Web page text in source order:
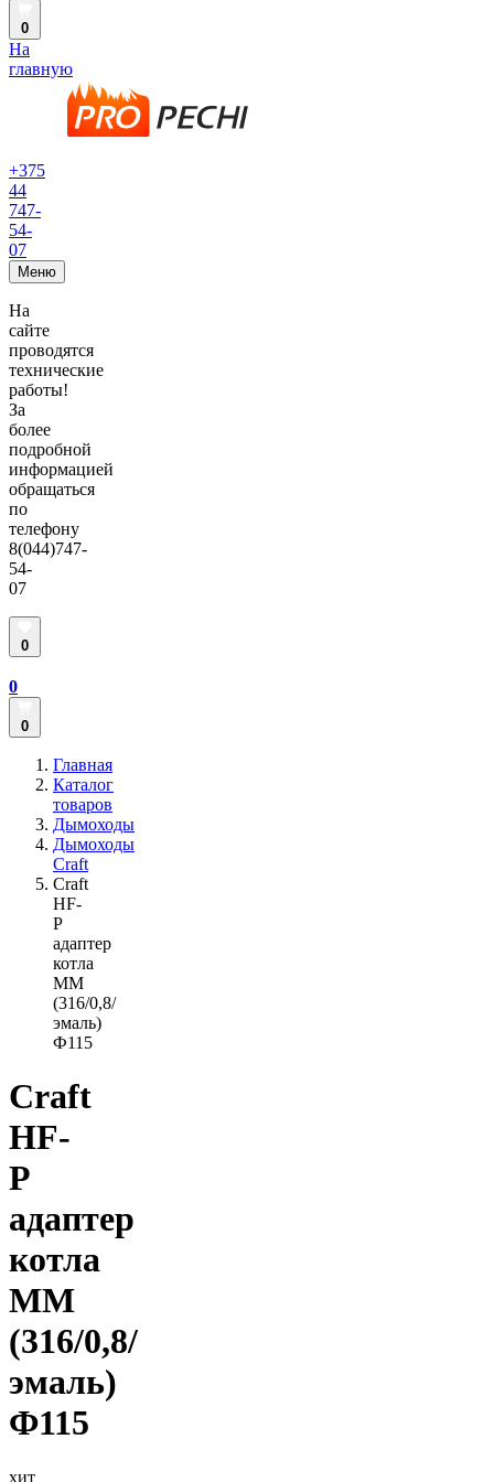
0
На
главную
+375
44
747-
54-
07
Меню
На
сайте
проводятся
технические
работы!
За
более
подробной
информацией
обращаться
по
телефону
8(044)747-
54-
07
0
0
0
Главная
Каталог
товаров
Дымоходы
Дымоходы
Craft
Craft
HF-
P
адаптер
котла
ММ
(316/0,8/
эмаль)
Ф115
Craft
HF-
P
адаптер
котла
ММ
(316/0,8/
эмаль)
Ф115
хит